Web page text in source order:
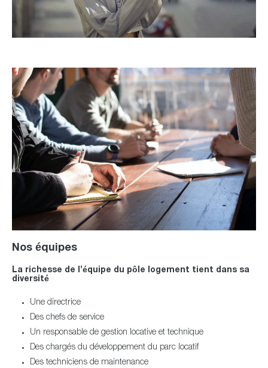
Nos équipes
La richesse de l’équipe du pôle logement tient dans sa
diversité
Une directrice
Des chefs de service
Un responsable de gestion locative et technique
Des chargés du développement du parc locatif
Des techniciens de maintenance